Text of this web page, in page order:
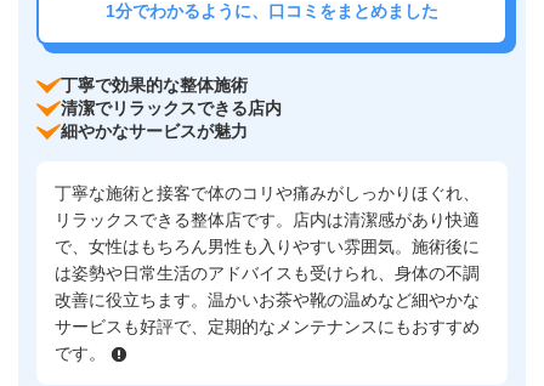
1分でわかるように、口コミをまとめました
丁寧で効果的な整体施術
清潔でリラックスできる店内
細やかなサービスが魅力
丁寧な施術と接客で体のコリや痛みがしっかりほぐれ、
リラックスできる整体店です。店内は清潔感があり快適
で、女性はもちろん男性も入りやすい雰囲気。施術後に
は姿勢や日常生活のアドバイスも受けられ、身体の不調
改善に役立ちます。温かいお茶や靴の温めなど細やかな
サービスも好評で、定期的なメンテナンスにもおすすめ
です。